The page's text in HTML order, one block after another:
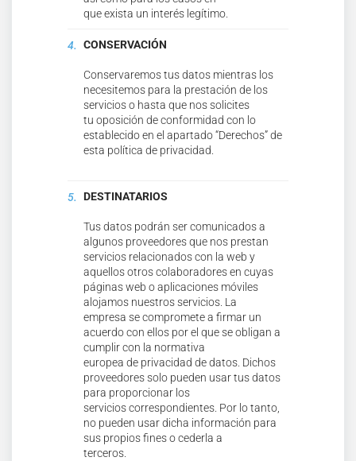
que exista un interés legítimo.
CONSERVACIÓN
Conservaremos tus datos mientras los
necesitemos para la prestación de los
servicios o hasta que nos solicites
tu oposición de conformidad con lo
establecido en el apartado “Derechos” de
esta política de privacidad.
DESTINATARIOS
Tus datos podrán ser comunicados a
algunos proveedores que nos prestan
servicios relacionados con la web y
aquellos otros colaboradores en cuyas
páginas web o aplicaciones móviles
alojamos nuestros servicios. La
empresa se compromete a firmar un
acuerdo con ellos por el que se obligan a
cumplir con la normativa
europea de privacidad de datos. Dichos
proveedores solo pueden usar tus datos
para proporcionar los
servicios correspondientes. Por lo tanto,
no pueden usar dicha información para
sus propios fines o cederla a
terceros.